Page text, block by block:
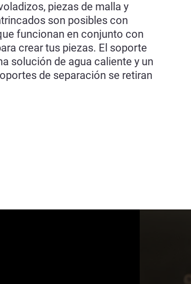
piezas de malla y
son posibles con
funcionan en conjunto con
crear tus piezas. El soporte
solución de agua caliente y un
de separación se retiran